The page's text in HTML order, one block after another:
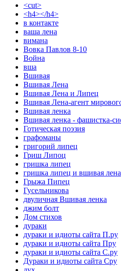
<cut>
<h4></h4>
в контакте
ваша лена
вимана
Вовка Павлов 8-10
Война
вша
Вшивая
Вшивая Лена
Вшивая Лена и Липец
Вшивая Лена-агент
Вшивая ленка
Вшивая ленка - фашистка-
Готическая поэзия
графоманы
григорий липец
Гриш Липоц
гришка липец
гришка липец и вшивая лена
Грыжа Пипец
Гусельникова
двуличная Вшивая ленка
джим болт
Дом стихов
дураки
дураки и идиоты сайта П.ру
дураки и идиоты сайта Пру
дураки и идиоты сайта С.ру
Дураки и идиоты сайта Сру